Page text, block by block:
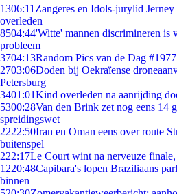
1306:11 Zangeres en Idols-jurylid
overleden
8504:44'Witte' mannen discrimineren is
probleem
3704:13Random Pics van de Dag #1977
2703:06Doden bij Oekraïense
Petersburg
3401:01Kind overleden na aanrijding
5300:28Van den Brink zet nog eens 14
spreidingswet
2222:50Iran en Oman eens over route
buitenspel
222:17Le Court wint na nerveuze finale,
1220:48Capibara's lopen Braziliaans
binnen